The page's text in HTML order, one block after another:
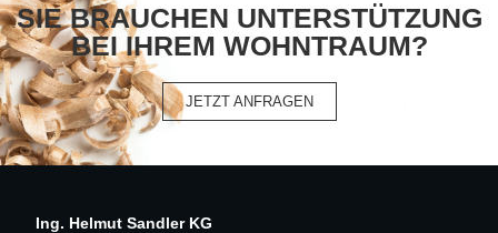
SIE BRAUCHEN UNTERSTÜTZUNG
BEI IHREM WOHNTRAUM?
JETZT ANFRAGEN
Ing. Helmut Sandler KG